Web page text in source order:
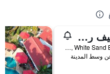
شانج كليف ريزورت
16/14 Moo 4, White Sand Beach, كو تشانغ, تايلاند